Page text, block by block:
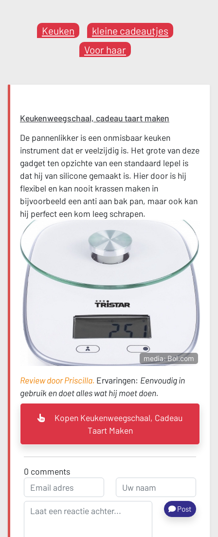
Keuken
kleine cadeautjes
Voor haar
Keukenweegschaal, cadeau taart maken
De pannenlikker is een onmisbaar keuken
instrument dat er veelzijdig is. Het grote van deze
gadget ten opzichte van een standaard lepel is
dat hij van silicone gemaakt is. Hier door is hij
flexibel en kan nooit krassen maken in
bijvoorbeeld een anti aan bak pan, maar ook kan
hij perfect een kom leeg schrapen.
media: Bol.com
Review door Priscilla. Ervaringen: Eenvoudig in
gebruik en doet alles wat hij moet doen.
Kopen Keukenweegschaal, Cadeau
Taart Maken
0 comments
Post